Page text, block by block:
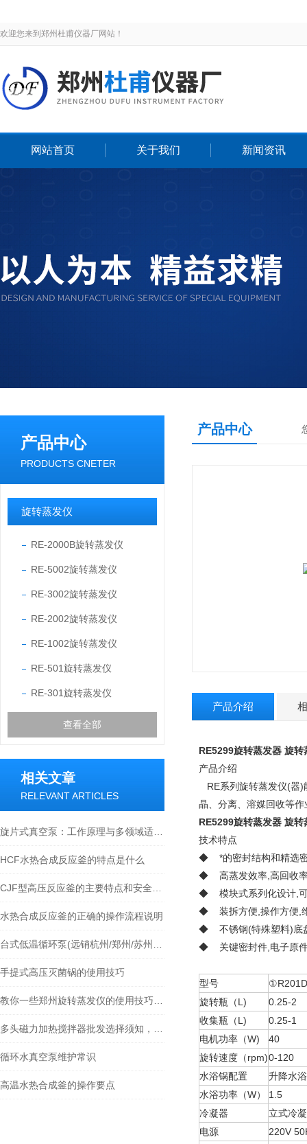
欢迎您来到郑州杜甫仪器厂网站！
网站首页 关于我们 新闻资讯
产品中心
PRODUCTS CNETER
旋转蒸发仪
RE-2000B旋转蒸发仪
RE-5002旋转蒸发仪
RE-3002旋转蒸发仪
RE-2002旋转蒸发仪
RE-1002旋转蒸发仪
RE-501旋转蒸发仪
RE-301旋转蒸发仪
查看全部
相关文章
RELEVANT ARTICLES
HCF水热合成反应釜的特点是什么
水热合成反应釜的正确的操作流程说明
手提式高压灭菌锅的使用技巧
循环水真空泵维护常识
高温水热合成釜的操作要点
产品中心
产品介绍
RE5299旋转蒸发器 旋转
产品介绍
RE系列旋转蒸发仪(器)
晶、分离、溶媒回收等
RE5299旋转蒸发器 旋转
技术特点
◆ *的密封结构和精选
◆ 高蒸发效率,高回收
◆ 模块式系列化设计,
◆ 装拆方便,操作方便,
◆ 不锈钢(特殊塑料)底
◆ 关键密封件,电子原
型号
①R201D
旋转瓶（L)
0.25-2
收集瓶（L)
0.25-1
电机功率（W)
40
旋转速度（rpm)0-120
水浴锅配置
升降水
水浴功率（W）
1.5
冷凝器
立式冷
电源
220V